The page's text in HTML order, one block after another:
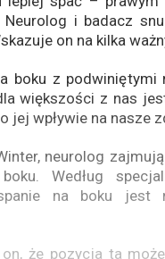
Neurolog i badacz
on na kilka
boku z podwiniętymi
większości z nas
jej wpływie na nasze
neurolog
Według
na boku jest
że pozycja ta